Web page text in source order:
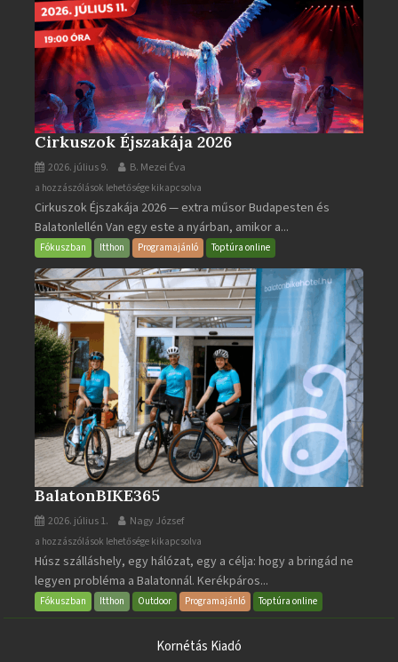
Cirkuszok Éjszakája 2026
2026. július 9. B. Mezei Éva
Cirkuszok
Éjszakája
2026
bejegyzéshez
a hozzászólások lehetősége kikapcsolva
Cirkuszok Éjszakája 2026 — extra műsor Budapesten és
Balatonlellén Van egy este a nyárban, amikor a...
Fókuszban Itthon Programajánló Toptúra online
BalatonBIKE365
2026. július 1. Nagy József
BalatonBIKE365
bejegyzéshez
a hozzászólások lehetősége kikapcsolva
Húsz szálláshely, egy hálózat, egy a célja: hogy a bringád ne
legyen probléma a Balatonnál. Kerékpáros...
Fókuszban Itthon Outdoor Programajánló Toptúra online
Kornétás Kiadó